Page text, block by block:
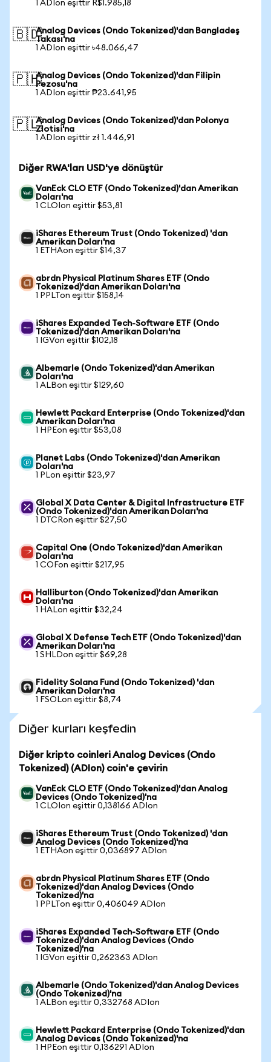
1 ADIon eşittir R$1.985,18
🇧🇩Analog Devices (Ondo Tokenized)'dan Bangladeş
Takası'na
1 ADIon eşittir ৳48.066,47
🇵🇭Analog Devices (Ondo Tokenized)'dan Filipin
Pezosu'na
1 ADIon eşittir ₱23.641,95
🇵🇱Analog Devices (Ondo Tokenized)'dan Polonya
Zlotisi'na
1 ADIon eşittir zł 1.446,91
Diğer RWA'ları USD'ye dönüştür
VanEck CLO ETF (Ondo Tokenized)'dan Amerikan
Doları'na
1 CLOIon eşittir $53,81
iShares Ethereum Trust (Ondo Tokenized) 'dan
Amerikan Doları'na
1 ETHAon eşittir $14,37
abrdn Physical Platinum Shares ETF (Ondo
Tokenized)'dan Amerikan Doları'na
1 PPLTon eşittir $158,14
iShares Expanded Tech-Software ETF (Ondo
Tokenized)'dan Amerikan Doları'na
1 IGVon eşittir $102,18
Albemarle (Ondo Tokenized)'dan Amerikan
Doları'na
1 ALBon eşittir $129,60
Hewlett Packard Enterprise (Ondo Tokenized)'dan
Amerikan Doları'na
1 HPEon eşittir $53,08
Planet Labs (Ondo Tokenized)'dan Amerikan
Doları'na
1 PLon eşittir $23,97
Global X Data Center & Digital Infrastructure ETF
(Ondo Tokenized)'dan Amerikan Doları'na
1 DTCRon eşittir $27,50
Capital One (Ondo Tokenized)'dan Amerikan
Doları'na
1 COFon eşittir $217,95
Halliburton (Ondo Tokenized)'dan Amerikan
Doları'na
1 HALon eşittir $32,24
Global X Defense Tech ETF (Ondo Tokenized)'dan
Amerikan Doları'na
1 SHLDon eşittir $69,28
Fidelity Solana Fund (Ondo Tokenized) 'dan
Amerikan Doları'na
1 FSOLon eşittir $8,74
Diğer kurları keşfedin
Diğer kripto coinleri Analog Devices (Ondo
Tokenized) (ADIon) coin'e çevirin
VanEck CLO ETF (Ondo Tokenized)'dan Analog
Devices (Ondo Tokenized)'na
1 CLOIon eşittir 0,138166 ADIon
iShares Ethereum Trust (Ondo Tokenized) 'dan
Analog Devices (Ondo Tokenized)'na
1 ETHAon eşittir 0,036897 ADIon
abrdn Physical Platinum Shares ETF (Ondo
Tokenized)'dan Analog Devices (Ondo
Tokenized)'na
1 PPLTon eşittir 0,406049 ADIon
iShares Expanded Tech-Software ETF (Ondo
Tokenized)'dan Analog Devices (Ondo
Tokenized)'na
1 IGVon eşittir 0,262363 ADIon
Albemarle (Ondo Tokenized)'dan Analog Devices
(Ondo Tokenized)'na
1 ALBon eşittir 0,332768 ADIon
Hewlett Packard Enterprise (Ondo Tokenized)'dan
Analog Devices (Ondo Tokenized)'na
1 HPEon eşittir 0,136291 ADIon